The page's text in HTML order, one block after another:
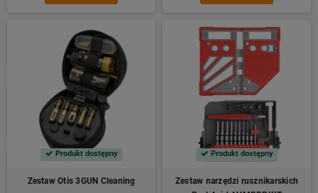
Produkt dostępny
Zestaw Otis 3GUN Cleaning
Produkt dostępny
Zestaw narzędzi rusznikarskich